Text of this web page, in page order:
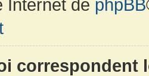
Internet de phpBB
correspondent